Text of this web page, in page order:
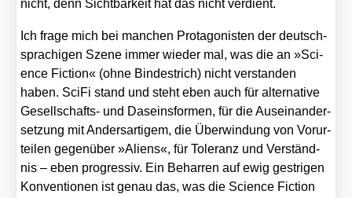
nicht, denn Sicht­bar­keit hat das nicht ver­dient.
Ich fra­ge mich bei man­chen Prot­ago­nis­ten der deutsch­
spra­chi­gen Sze­ne immer wie­der mal, was die an »Sci­
ence Fic­tion« (ohne Bin­de­strich) nicht ver­stan­den
haben. Sci­Fi stand und steht eben auch für alter­na­ti­ve
Gesell­schafts- und Daseins­for­men, für die Aus­ein­an­der­
set­zung mit Anders­ar­ti­gem, die Über­win­dung von Vor­ur­
tei­len gegen­über »Ali­ens«, für Tole­ranz und Ver­ständ­
nis – eben pro­gres­siv. Ein Behar­ren auf ewig gest­ri­gen
Kon­ven­tio­nen ist genau das, was die Sci­ence Fic­tion